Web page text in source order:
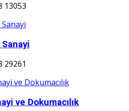
13053
29261
ve Dokumacılık